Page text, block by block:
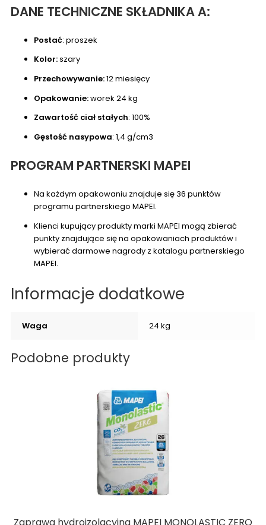
DANE TECHNICZNE SKŁADNIKA A:
Postać: proszek
Kolor:szary
Przechowywanie:12 miesięcy
Opakowanie:worek 24 kg
Zawartość ciał stałych: 100%
Gęstość nasypowa: 1,4 g/cm3
PROGRAM PARTNERSKI MAPEI
Na każdym opakowaniu znajduje się 36 punktów
programu partnerskiego MAPEI.
Klienci kupujący produkty marki MAPEI mogą zbierać
punkty znajdujące się na opakowaniach produktów i
wybierać darmowe nagrody z katalogu partnerskiego
MAPEI.
Informacje dodatkowe
Waga 24 kg
Podobne produkty
Zaprawa hydroizolacyjna MAPEI MONOLASTIC ZERO